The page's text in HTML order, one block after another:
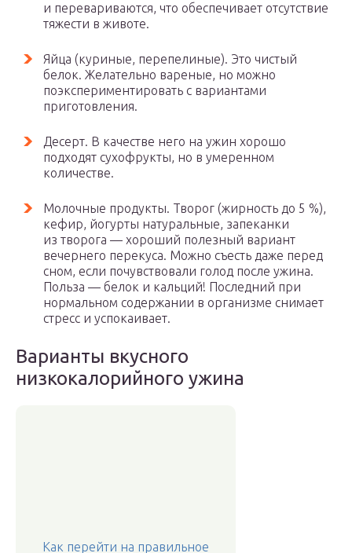
и перевариваются, что обеспечивает отсутствие
тяжести в животе.
Яйца (куриные, перепелиные). Это чистый
белок. Желательно вареные, но можно
поэкспериментировать с вариантами
приготовления.
Десерт. В качестве него на ужин хорошо
подходят сухофрукты, но в умеренном
количестве.
Молочные продукты. Творог (жирность до 5 %),
кефир, йогурты натуральные, запеканки
из творога — хороший полезный вариант
вечернего перекуса. Можно съесть даже перед
сном, если почувствовали голод после ужина.
Польза — белок и кальций! Последний при
нормальном содержании в организме снимает
стресс и успокаивает.
Варианты вкусного
низкокалорийного ужина
Как перейти на правильное